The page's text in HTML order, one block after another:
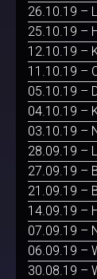
26.10.19 –
25.10.19 –
12.10.19 –
11.10.19 –
05.10.19 –
04.10.19 –
03.10.19 –
28.09.19 –
27.09.19 –
21.09.19 –
14.09.19 –
07.09.19 –
06.09.19 –
30.08.19 –